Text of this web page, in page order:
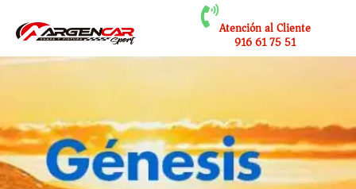
Atención al Cliente
916 61 75 51